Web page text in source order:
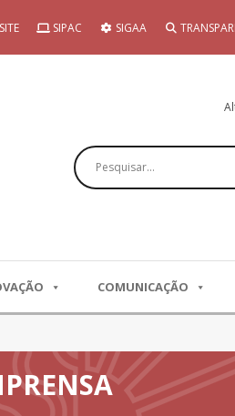
SIPAC SIGAA
Pesquisar
COMUNICAÇÃO